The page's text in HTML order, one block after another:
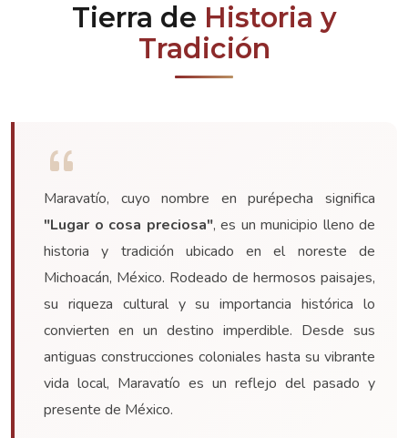
Tierra de Historia y
Tradición
Maravatío, cuyo nombre en purépecha significa
"Lugar o cosa preciosa", es un municipio lleno de
historia y tradición ubicado en el noreste de
Michoacán, México. Rodeado de hermosos paisajes,
su riqueza cultural y su importancia histórica lo
convierten en un destino imperdible. Desde sus
antiguas construcciones coloniales hasta su vibrante
vida local, Maravatío es un reflejo del pasado y
presente de México.